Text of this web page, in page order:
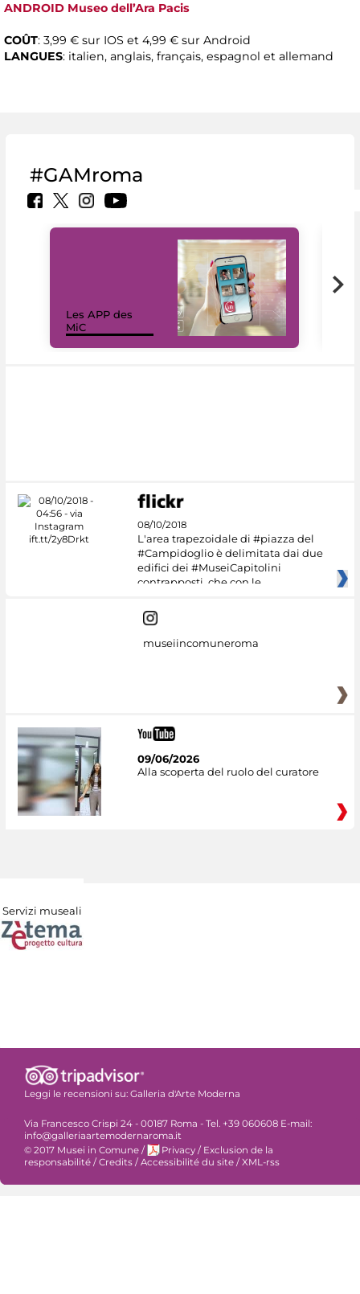
ANDROID Museo dell’Ara Pacis
COÛT: 3,99 € sur IOS et 4,99 € sur Android
LANGUES: italien, anglais, français, espagnol et allemand
#GAMroma
Les APP des
MiC
08/10/2018
L'area trapezoidale di #piazza del
#Campidoglio è delimitata dai due
edifici dei #MuseiCapitolini
contrapposti, che con le
museiincomuneroma
09/06/2026
Alla scoperta del ruolo del curatore
Servizi museali
Leggi le recensioni su: Galleria d'Arte Moderna
Via Francesco Crispi 24 - 00187 Roma - Tel. +39 060608 E-mail:
info@galleriaartemodernaroma.it
© 2017 Musei in Comune / Privacy / Exclusion de la
responsabilité /Credits /Accessibilité du site /XML-rss